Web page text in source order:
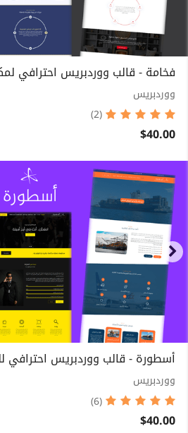
فخامة - قالب ووردبريس احترافي
ووردبريس
(2)
$40.00
أسطورة - قالب ووردبريس احترافي
ووردبريس
(6)
$40.00